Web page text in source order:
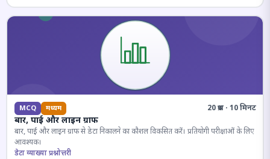
MCQ मध्यम 20 प्रश्न · 10 मिनट
बार, पाई और लाइन ग्राफ
बार, पाई और लाइन ग्राफ से डेटा निकालने का कौशल विकसित करें। प्रतियोगी परीक्षाओं के लिए
आवश्यक।
डेटा व्याख्या प्रश्नोत्तरी